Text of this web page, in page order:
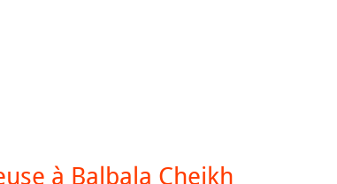
à Balbala Cheikh